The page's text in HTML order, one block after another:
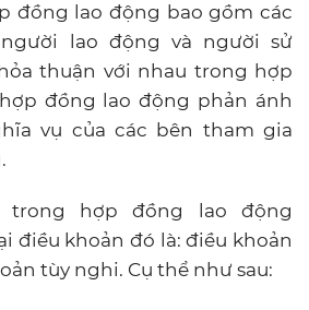
đồng lao động bao gồm các
lao động và người sử
thuận với nhau trong hợp
đồng lao động phản ánh
vụ của các bên tham gia
trong hợp đồng lao động
điều khoản đó là: điều khoản
tùy nghi. Cụ thể như sau: